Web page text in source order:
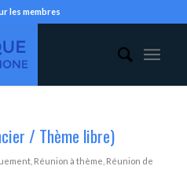
les membres
/ Thème libre)
, Réunion à thème Réunion de